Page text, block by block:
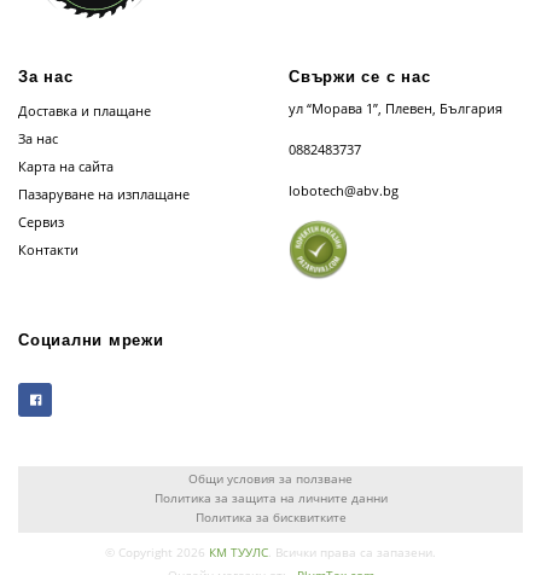
За нас
Доставка и плащане
За нас
Карта на сайта
Пазаруване на изплащане
Сервиз
Контакти
Свържи се с нас
ул “Морава 1”, Плевен, България
0882483737
lobotech@abv.bg
Социални мрежи
Общи условия за ползване
Политика за защита на личните данни
Политика за бисквитките
© Copyright 2026 КМ ТУУЛС. Всички права са запазени.